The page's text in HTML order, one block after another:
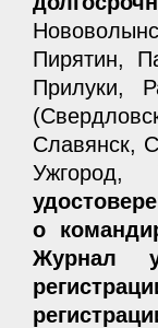
Пирятин,
Прилуки,
Славянск,
о
Журнал